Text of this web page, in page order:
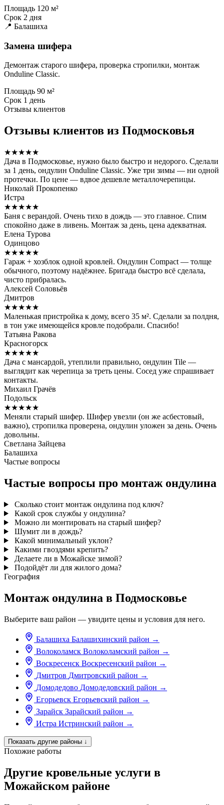
Площадь 120 м²
Срок 2 дня
📍 Балашиха
Замена шифера
Демонтаж старого шифера, проверка стропилки, монтаж
Onduline Classic.
Площадь 90 м²
Срок 1 день
Отзывы клиентов
Отзывы клиентов из Подмосковья
★★★★★
Дача в Подмосковье, нужно было быстро и недорого. Сделали
за 1 день, ондулин Onduline Classic. Уже три зимы — ни одной
протечки. По цене — вдвое дешевле металлочерепицы.
Николай Прокопенко
Истра
★★★★★
Баня с верандой. Очень тихо в дождь — это главное. Спим
спокойно даже в ливень. Монтаж за день, цена адекватная.
Елена Турова
Одинцово
★★★★★
Гараж + хозблок одной кровлей. Ондулин Compact — толще
обычного, поэтому надёжнее. Бригада быстро всё сделала,
чисто прибралась.
Алексей Соловьёв
Дмитров
★★★★★
Маленькая пристройка к дому, всего 35 м². Сделали за полдня,
в тон уже имеющейся кровле подобрали. Спасибо!
Татьяна Ракова
Красногорск
★★★★★
Дача с мансардой, утеплили правильно, ондулин Tile —
выглядит как черепица за треть цены. Сосед уже спрашивает
контакты.
Михаил Грачёв
Подольск
★★★★★
Меняли старый шифер. Шифер увезли (он же асбестовый,
важно), стропилка проверена, ондулин уложен за день. Очень
довольны.
Светлана Зайцева
Балашиха
Частые вопросы
Частые вопросы про монтаж ондулина
Сколько стоит монтаж ондулина под ключ?
Какой срок службы у ондулина?
Можно ли монтировать на старый шифер?
Шумит ли в дождь?
Какой минимальный уклон?
Какими гвоздями крепить?
Делаете ли в Можайске зимой?
Подойдёт ли для жилого дома?
География
Монтаж ондулина в Подмосковье
Выберите ваш район — увидите цены и условия для него.
Балашиха Балашихинский район →
Волоколамск Волоколамский район →
Воскресенск Воскресенский район →
Дмитров Дмитровский район →
Домодедово Домодедовский район →
Егорьевск Егорьевский район →
Зарайск Зарайский район →
Истра Истринский район →
Показать другие районы ↓
Похожие работы
Другие кровельные услуги в
Можайском районе